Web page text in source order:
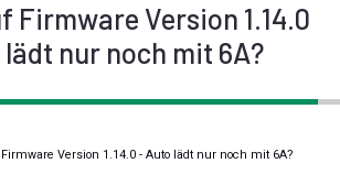
Firmware Version 1.14.0
lädt nur noch mit 6A?
Version 1.14.0 - Auto lädt nur noch mit 6A?